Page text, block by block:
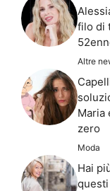
filo di
Altre
Maria
zero
Moda
Hai